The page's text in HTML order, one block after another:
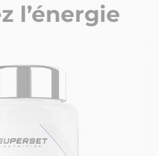
l’énergie